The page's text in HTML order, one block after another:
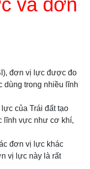
và đơn
đơn vị lực được đo
dùng trong nhiều lĩnh
của Trái đất tạo
lĩnh vực như cơ khí,
đơn vị lực khác
vị lực này là rất